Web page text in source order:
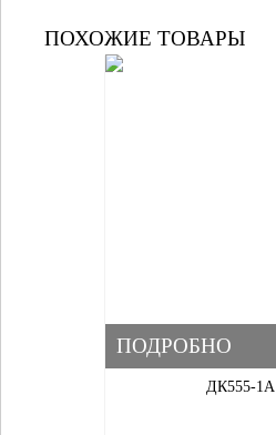
ПОХОЖИЕ ТОВАРЫ
ПОДРОБНО
ДК555-1А